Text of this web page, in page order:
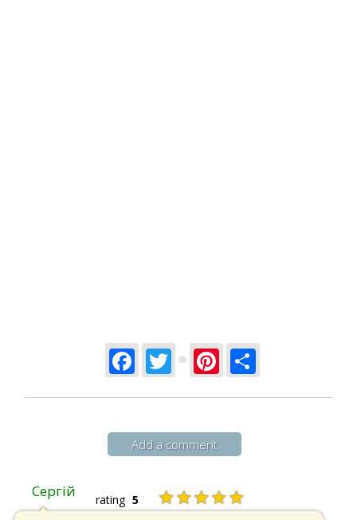
Facebook
TwitterPinterest
Add a comment
Сергій rating 5 ★★★★★